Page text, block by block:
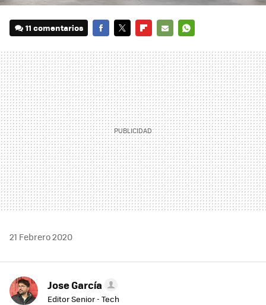
11 comentarios
MAIL
21 Febrero 2020
Jose García
Editor Senior - Tech